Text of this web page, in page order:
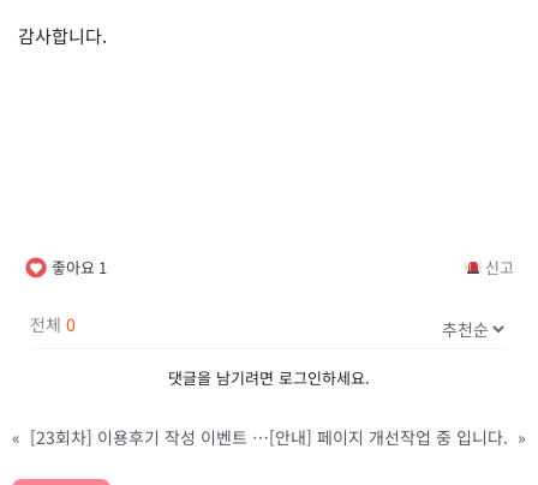
감사합니다.
좋아요 1 신고
전체 0
댓글을 남기려면 로그인하세요.
« [23회차] 이용후기 작성 이벤트 (4/22~6/10)[안내] 페이지 개선작업 중 입니다. »